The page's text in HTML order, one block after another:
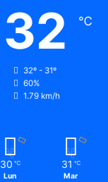
32 ℃
32º - 31º
60%
1.79 km/h
30 ℃
Lun
31 ℃
Mar